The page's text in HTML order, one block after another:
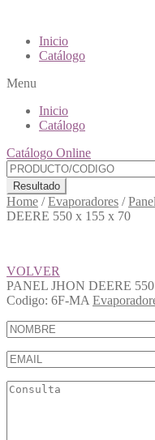
Inicio
Catálogo
Menu
Inicio
Catálogo
Catálogo Online
Resultado
Home /Evaporadores /
DEERE 550 x 155 x 70
VOLVER
PANEL JHON DEERE
Codigo: 6F-MA